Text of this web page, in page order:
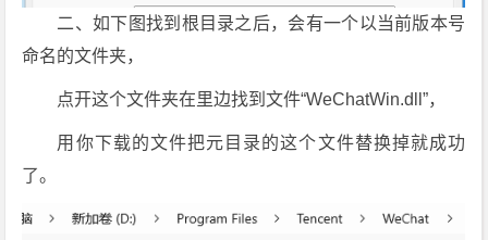
二、如下图找到根目录之后，会有一个以当前版本号
命名的文件夹，
点开这个文件夹在里边找到文件“WeChatWin.dll”，
用你下载的文件把元目录的这个文件替换掉就成功
了。